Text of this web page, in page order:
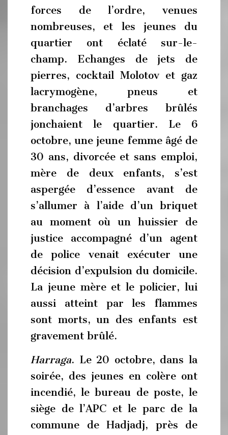
forces de l’ordre, venues
nombreuses, et les jeunes du
quartier ont éclaté sur-le-
champ. Echanges de jets de
pierres, cocktail Molotov et gaz
lacrymogène, pneus et
branchages d’arbres brûlés
jonchaient le quartier. Le 6
octobre, une jeune femme âgé de
30 ans, divorcée et sans emploi,
mère de deux enfants, s’est
aspergée d’essence avant de
s’allumer à l’aide d’un briquet
au moment où un huissier de
justice accompagné d’un agent
de police venait exécuter une
décision d’expulsion du domicile.
La jeune mère et le policier, lui
aussi atteint par les flammes
sont morts, un des enfants est
gravement brûlé.
Harraga. Le 20 octobre, dans la
soirée, des jeunes en colère ont
incendié, le bureau de poste, le
siège de l’APC et le parc de la
commune de Hadjadj, près de